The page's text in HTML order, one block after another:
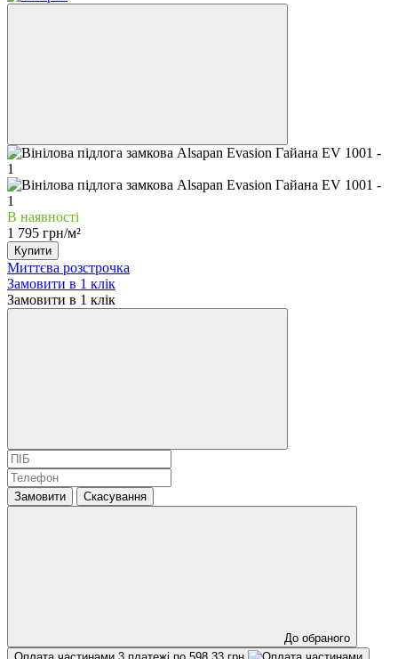
В наявності
1 795 грн/м²
Купити
Миттєва розстрочка
Замовити в 1 клік
Замовити в 1 клік
Замовити Скасування
До обраного